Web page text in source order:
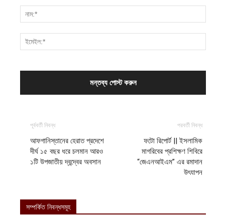
পূর্ববর্তী নিবন্ধ
আফগানিস্তানের হেরাত প্রদেশে
দীর্ঘ ১৫ বছর ধরে চলমান আরও
১টি উপজাতীয় দ্বন্দ্বের অবসান
পরবর্তী নিবন্ধ
ফটো রিপোর্ট || ইসলামিক
মাগরিবের প্রশিক্ষণ শিবিরে
“জেএনআইএম” এর রমাদান
উৎযাপন
সম্পর্কিত নিবন্ধসমূহ